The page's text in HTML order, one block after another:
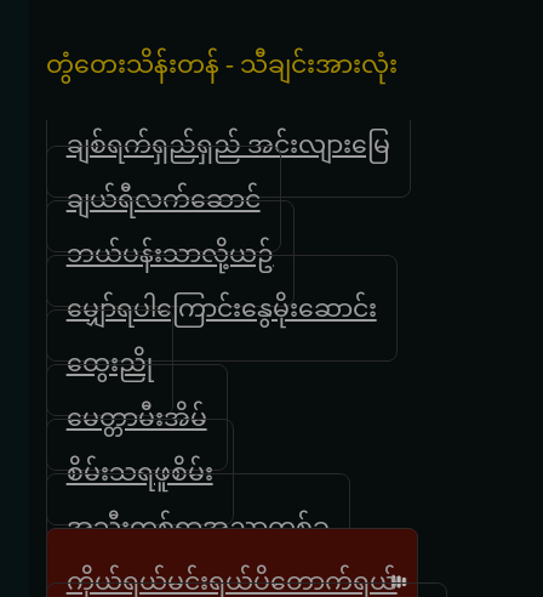
တွံတေးသိန်းတန် - သီချင်းအားလုံး
ချစ်ရက်ရှည်ရှည် အင်းလျားမြေ
ချယ်ရီလက်ဆောင်
ဘယ်ပန်းသာလို့ယဥ်
မျှော်ရပါကြောင်းနွေမိုးဆောင်း
ထွေးညို
မေတ္တာမီးအိမ်
စိမ်းသရဖူစိမ်း
အသီးတစ်ရာအညှာတစ်ခု
ကိုယ်ရယ်မင်းရယ်ပိတောက်ရယ်